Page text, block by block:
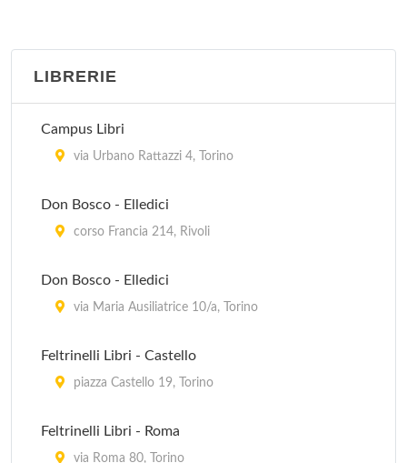
Biblioteca Civica Lingotto Dietrich Bonhoeffer
Biblioteca Civica Lucento Francesco Cognasso
Biblioteca Civica Mirafiori
Biblioteca Civica Musicale
LIBRERIE
Campus Libri
via Urbano Rattazzi 4, Torino
Don Bosco - Elledici
corso Francia 214, Rivoli
Don Bosco - Elledici
via Maria Ausiliatrice 10/a, Torino
Feltrinelli Libri - Castello
piazza Castello 19, Torino
Feltrinelli Libri - Roma
via Roma 80, Torino